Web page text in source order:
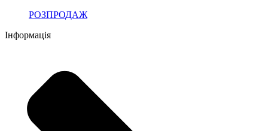
РОЗПРОДАЖ
Інформація